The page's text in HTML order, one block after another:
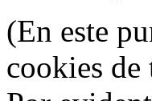
(En este
cookies de